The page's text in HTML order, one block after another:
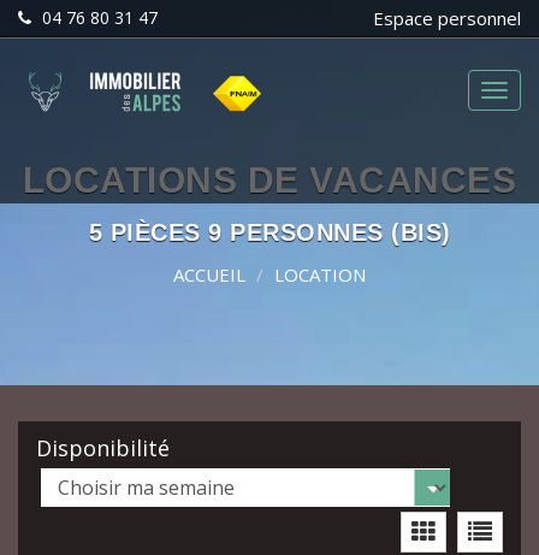
04 76 80 31 47 Espace personnel
Menu
LOCATIONS DE VACANCES
5 PIÈCES 9 PERSONNES (BIS)
ACCUEIL LOCATION
Disponibilité